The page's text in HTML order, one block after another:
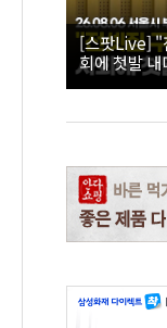
[스팟Live] "
회에 첫발
시 부동산 대